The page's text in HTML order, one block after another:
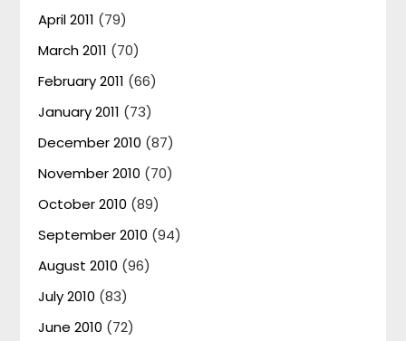
April 2011 (79)
March 2011 (70)
February 2011 (66)
January 2011 (73)
December 2010 (87)
November 2010 (70)
October 2010 (89)
September 2010 (94)
August 2010 (96)
July 2010 (83)
June 2010 (72)